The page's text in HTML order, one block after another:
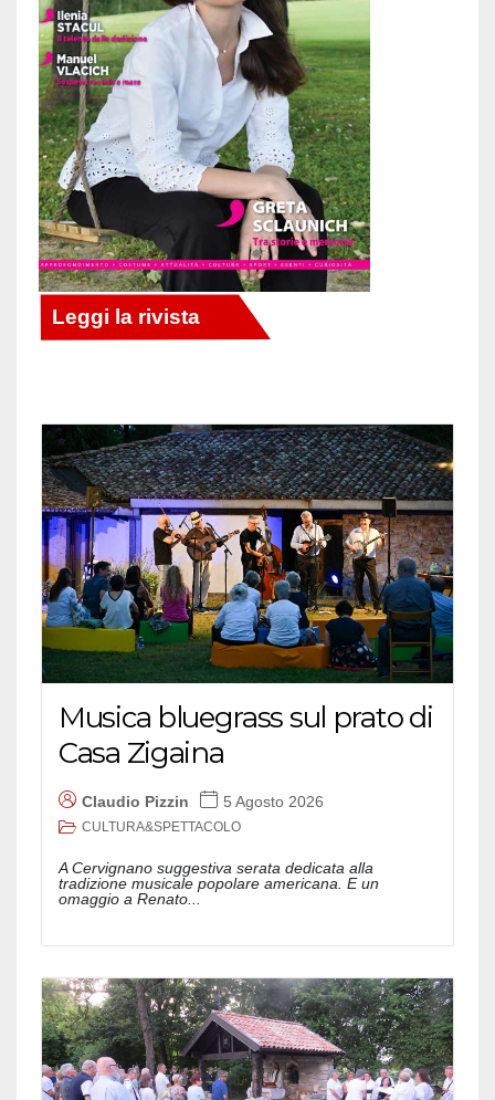
Musica bluegrass sul prato di
Casa Zigaina
Claudio Pizzin 5 Agosto 2026
CULTURA&SPETTACOLO
A Cervignano suggestiva serata dedicata alla
tradizione musicale popolare americana. E un
omaggio a Renato...